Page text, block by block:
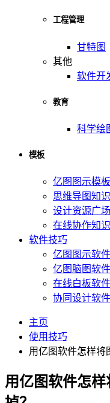
工程管理
甘特图
其他
软件开
教育
科学绘
模板
亿图图示模
思维导图知
设计资源广场
在线协作知
软件技巧
亿图图示软
亿图脑图软
在线白板软
协同设计软
主页
使用技巧
用亿图软件怎样将
用亿图软件怎